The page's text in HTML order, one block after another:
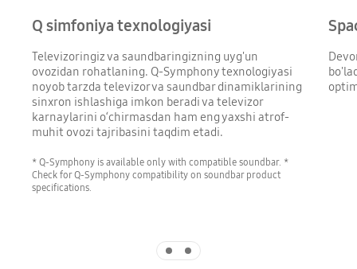
Q simfoniya texnologiyasi
Televizoringiz va saundbaringizning uyg'un
ovozidan rohatlaning. Q-Symphony texnologiyasi
noyob tarzda televizor va saundbar dinamiklarining
sinxron ishlashiga imkon beradi va televizor
karnaylarini o‘chirmasdan ham eng yaxshi atrof-
muhit ovozi tajribasini taqdim etadi.
* Q-Symphony is available only with compatible soundbar. *
Check for Q-Symphony compatibility on soundbar product
specifications.